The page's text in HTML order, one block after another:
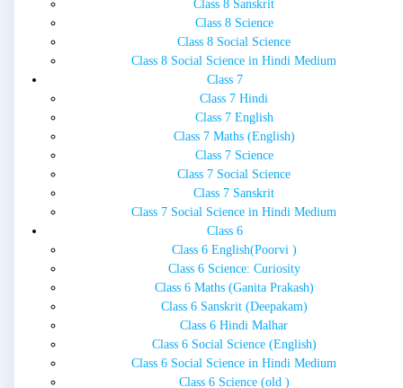
Class 8 Sanskrit
Class 8 Science
Class 8 Social Science
Class 8 Social Science in Hindi Medium
Class 7
Class 7 Hindi
Class 7 English
Class 7 Maths (English)
Class 7 Science
Class 7 Social Science
Class 7 Sanskrit
Class 7 Social Science in Hindi Medium
Class 6
Class 6 English(Poorvi )
Class 6 Science: Curiosity
Class 6 Maths (Ganita Prakash)
Class 6 Sanskrit (Deepakam)
Class 6 Hindi Malhar
Class 6 Social Science (English)
Class 6 Social Science in Hindi Medium
Class 6 Science (old )